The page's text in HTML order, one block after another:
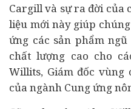
Cargill và sự ra đời của
liệu mới này giúp
ứng các sản phẩm
chất lượng cao cho
Willits, Giám đốc vùng
của ngành Cung ứng